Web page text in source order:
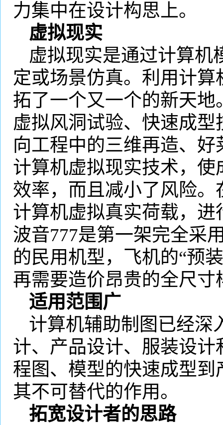
力集中在设计构思上。
虚拟现实
虚拟现实是通过计算机
定或场景仿真。利用计
拓了一个又一个的新天
虚拟风洞试验、快速成
向工程中的三维再造、
计算机虚拟现实技术，
效率，而且减小了风险
计算机虚拟真实荷载，
波音777是第一架完全采
的民用机型，飞机的“预
再需要造价昂贵的全尺寸
适用范围广
计算机辅助制图已经深
计、产品设计、服装设
程图、模型的快速成型
其不可替代的作用。
拓宽设计者的思路